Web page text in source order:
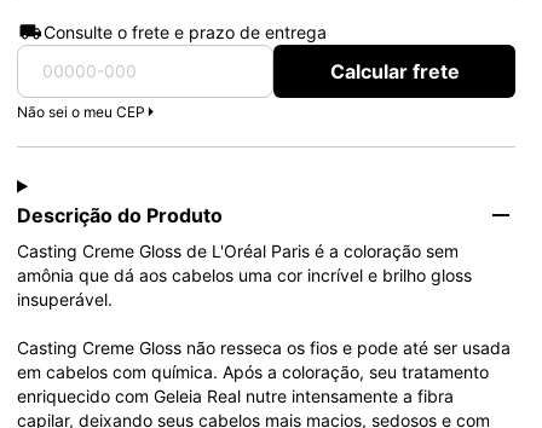
Consulte o frete e prazo de entrega
Calcular frete
Não sei o meu CEP
Descrição do Produto
Casting Creme Gloss de L'Oréal Paris é a coloração sem
amônia que dá aos cabelos uma cor incrível e brilho gloss
insuperável.
Casting Creme Gloss não resseca os fios e pode até ser usada
em cabelos com química. Após a coloração, seu tratamento
enriquecido com Geleia Real nutre intensamente a fibra
capilar, deixando seus cabelos mais macios, sedosos e com